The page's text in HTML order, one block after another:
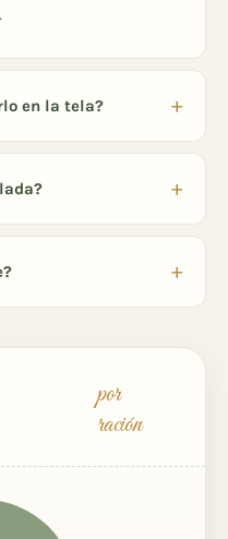
en la tela?
por
ración